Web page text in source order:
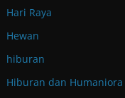
Hari Raya
Hewan
hiburan
Hiburan dan Humaniora